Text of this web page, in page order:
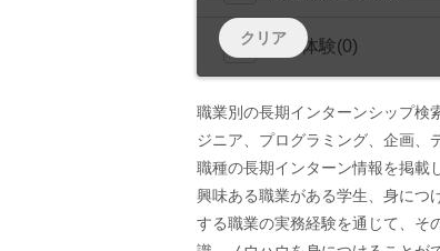
作業体験(0)
クリア
職業別の長期インターンシップ検
ジニア、プログラミング、企画、
職種の長期インターン情報を掲載
興味ある職業がある学生、身につ
する職業の実務経験を通じて、そ